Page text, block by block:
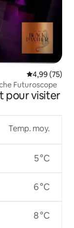
Évaluation
4,99 (75)
Futuroscope
pour visiter
Temp. moy.
5 °C
6 °C
8 °C